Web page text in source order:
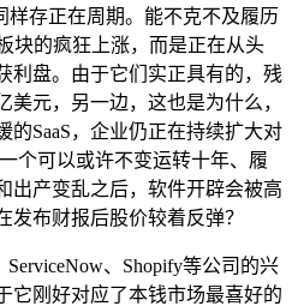
存正在周期。能不克不及履历
块的疯狂上涨，而是正在从头
利盘。由于它们实正具有的，残
美元，另一边，这也是为什么，
的SaaS，企业仍正在持续扩大对
个可以或许不变运转十年、履
出产变乱之后，软件开辟会被高
发布财报后股价较着反弹？
、Shopify等公司的兴
它刚好对应了本钱市场最喜好的